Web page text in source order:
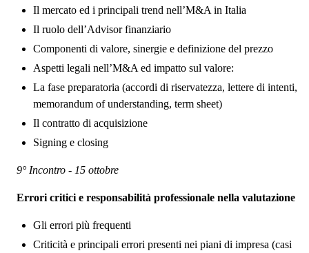
Il mercato ed i principali trend nell’M&A in Italia
Il ruolo dell’Advisor finanziario
Componenti di valore, sinergie e definizione del prezzo
Aspetti legali nell’M&A ed impatto sul valore:
La fase preparatoria (accordi di riservatezza, lettere di intenti,
memorandum of understanding, term sheet)
Il contratto di acquisizione
Signing e closing
9° Incontro - 15 ottobre
Errori critici e responsabilità professionale nella valutazione
Gli errori più frequenti
Criticità e principali errori presenti nei piani di impresa (casi